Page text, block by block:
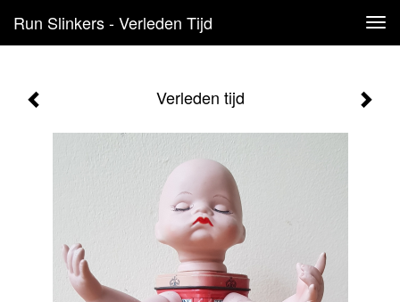
Run Slinkers - Verleden Tijd
Verleden tijd